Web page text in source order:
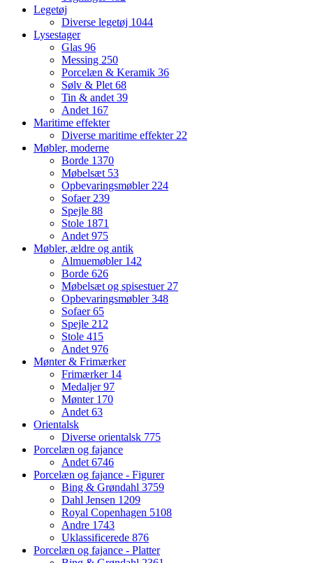
Legetøj
Diverse legetøj 1044
Lysestager
Glas 96
Messing 250
Porcelæn & Keramik 36
Sølv & Plet68
Tin & andet39
Andet 167
Maritime effekter
Diverse maritime effekter22
Møbler, moderne
Borde 1370
Møbelsæt 53
Opbevaringsmøbler224
Sofaer239
Spejle 88
Stole 1871
Andet975
Møbler, ældre og antik
Almuemøbler 142
Borde 626
Møbelsæt og spisestuer27
Opbevaringsmøbler348
Sofaer65
Spejle 212
Stole 415
Andet976
Mønter & Frimærker
Frimærker 14
Medaljer97
Mønter 170
Andet63
Orientalsk
Diverse orientalsk 775
Porcelæn og fajance
Andet6746
Porcelæn og fajance - Figurer
Bing & Grøndahl 3759
Dahl Jensen 1209
Royal Copenhagen 5108
Andre 1743
Uklassificerede 876
Porcelæn og fajance - Platter